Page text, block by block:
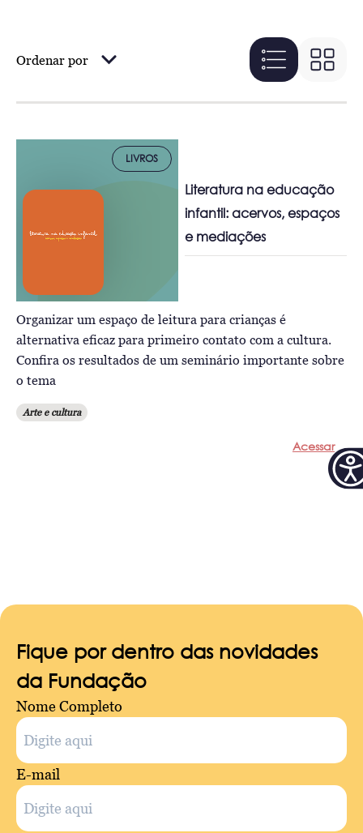
Ordenar por
LIVROS
Literatura na educação
infantil: acervos, espaços
e mediações
Organizar um espaço de leitura para crianças é
alternativa eficaz para primeiro contato com a cultura.
Confira os resultados de um seminário importante sobre
o tema
Arte e cultura
Acessar
Fique por dentro das novidades
da Fundação
Nome Completo
E-mail